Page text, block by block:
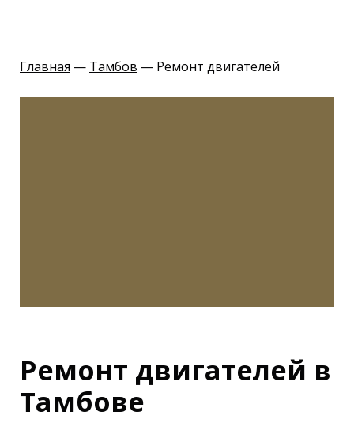
Главная — Тамбов — Ремонт двигателей
Ремонт двигателей в
Тамбове